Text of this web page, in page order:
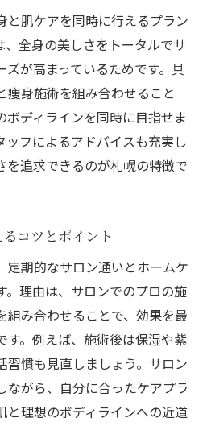
冷却のメリットと注意点
併用で得られる美肌効果
る脂肪冷却施術の特徴とは
を同時に叶える方法を解説
に脂肪冷却が有効な理由
で脂肪冷却を賢く活用する
質を底上げするステップ
できる実践的なケア方法
退するための具体的ポイン
立する日々の工夫を紹介
した理想の肌作りの秘訣
と肌ケアを同時に行えるプラン
、全身の美しさをトータルでサ
が高まっているためです。具
痩身施術を組み合わせること
ボディラインを同時に目指せま
ッフによるアドバイスも充実し
を追求できるのが札幌の特徴で
コツとポイント
定期的なサロン通いとホームケ
。理由は、サロンでのプロの施
組み合わせることで、効果を最
す。例えば、施術後は保湿や紫
習慣も見直しましょう。サロン
ながら、自分に合ったケアプラ
と理想のボディラインへの近道